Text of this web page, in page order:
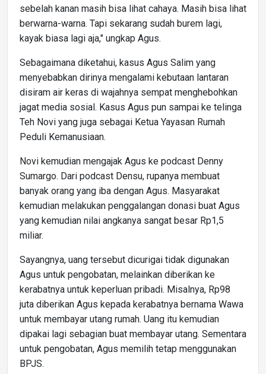
sebelah kanan masih bisa lihat cahaya. Masih bisa lihat
berwarna-warna. Tapi sekarang sudah burem lagi,
kayak biasa lagi aja," ungkap Agus.
Sebagaimana diketahui, kasus Agus Salim yang
menyebabkan dirinya mengalami kebutaan lantaran
disiram air keras di wajahnya sempat menghebohkan
jagat media sosial. Kasus Agus pun sampai ke telinga
Teh Novi yang juga sebagai Ketua Yayasan Rumah
Peduli Kemanusiaan.
Novi kemudian mengajak Agus ke podcast Denny
Sumargo. Dari podcast Densu, rupanya membuat
banyak orang yang iba dengan Agus. Masyarakat
kemudian melakukan penggalangan donasi buat Agus
yang kemudian nilai angkanya sangat besar Rp1,5
miliar.
Sayangnya, uang tersebut dicurigai tidak digunakan
Agus untuk pengobatan, melainkan diberikan ke
kerabatnya untuk keperluan pribadi. Misalnya, Rp98
juta diberikan Agus kepada kerabatnya bernama Wawa
untuk membayar utang rumah. Uang itu kemudian
dipakai lagi sebagian buat membayar utang. Sementara
untuk pengobatan, Agus memilih tetap menggunakan
BPJS.